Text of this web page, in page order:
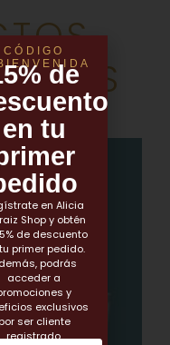
CÓDIGO
de
en tu
en Alicia
Shop y obtén
de descuento
primer pedido.
podrás
acceder a
y
exclusivos
por ser cliente
registrado.